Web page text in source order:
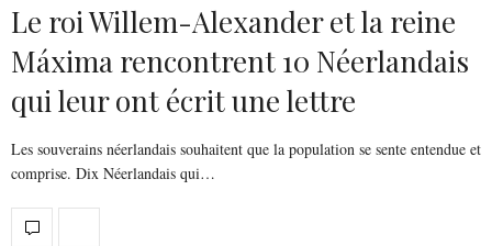
Le roi Willem-Alexander et la reine
Máxima rencontrent 10 Néerlandais
qui leur ont écrit une lettre
Les souverains néerlandais souhaitent que la population se sente entendue et
comprise. Dix Néerlandais qui…